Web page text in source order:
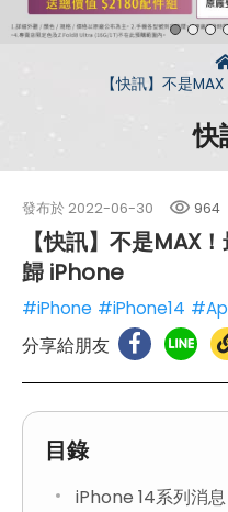
【快訊】不是
快
發布於 2022-06-30 964
【快訊】不是MAX
歸 iPhone
#iPhone #iPhone14
分享給朋友
目錄
iPhone 14系列消息